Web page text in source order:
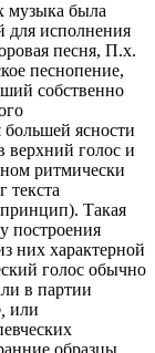
музыка была
для исполнения
песня, П.х.
песнопение,
собственно
ясности
верхний голос и
ритмически
текста
Такая
построения
них характерной
голос обычно
в партии
или